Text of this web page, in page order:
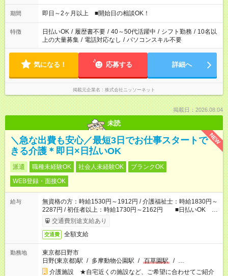
期間 即日～2ヶ月以上 ■開始日の相談OK！
特徴 日払いOK / 履歴書不要 / 40～50代活躍中 / シフト勤務 / 10名以
上の大量募集 / 電話対応なし / パソコンスキル不要
気になる！ 応募する 詳細へ
掲載元企業名 株式会社ニッソーネット
掲載日：2026.08.04
未読
NEW
＼急な出費も安心／最短3日でお仕事スタートで
きる介護＊即日×日払いOK
派遣 職種未経験OK 社会人未経験OK
ブランクOK
WEB登録・面接OK
給与
無資格の方：時給1530円～1912円 / 介護福祉士：時給1830円～
2287円 / 初任者以上：時給1730円～2162円 ■日払いOK ■
日収例：1万2240円（時給1530円×8h）
交通費別途支給あり
交通費 全額支給
勤務地
東京都日野市
日野(東京都)駅 / 多摩動物公園駅 / 百草園駅 / …
介護施設 ★自宅近くの施設など、ご希望に合わせてご紹介